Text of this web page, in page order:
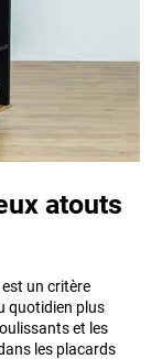
atouts
est un critère
quotidien plus
et les
les placards